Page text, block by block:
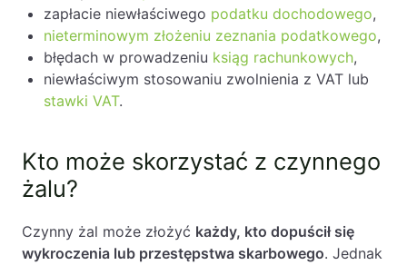
zapłacie niewłaściwego podatku dochodowego,
nieterminowym złożeniu zeznania podatkowego,
błędach w prowadzeniu ksiąg rachunkowych,
niewłaściwym stosowaniu zwolnienia z VAT lub
stawki VAT.
Kto może skorzystać z czynnego
żalu?
Czynny żal może złożyć każdy, kto dopuścił się
wykroczenia lub przestępstwa skarbowego. Jednak